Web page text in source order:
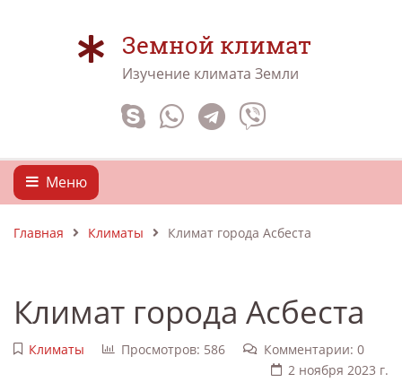
Земной климат
Изучение климата Земли
Меню
Главная Климаты Климат города Асбеста
Климат города Асбеста
Климаты Просмотров: 586
Комментарии: 0
2 ноября 2023 г.